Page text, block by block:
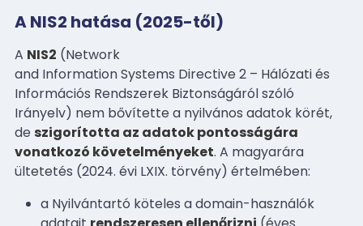
A NIS2 hatása (2025-től)
A NIS2 (Network
and Information Systems Directive 2 – Hálózati és
Információs Rendszerek Biztonságáról szóló
Irányelv) nem bővítette a nyilvános adatok körét,
de szigorította az adatok pontosságára
vonatkozó követelményeket. A magyarára
ültetetés (2024. évi LXIX. törvény) értelmében:
a Nyilvántartó köteles a domain-használók